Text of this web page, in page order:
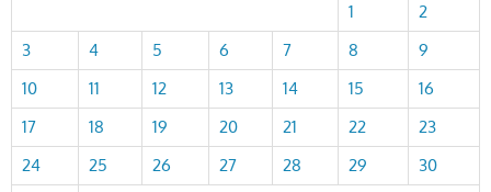
1
2
3
4 5 6 7 8
9
10
11 12 13 14 15
16
17
18 19 20 21 22
23
24
25 26 27 28 29
30